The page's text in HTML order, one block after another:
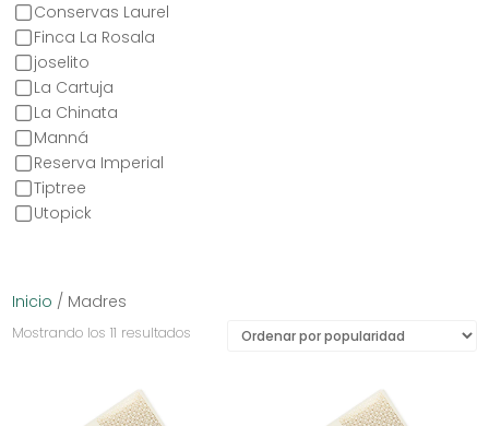
Conservas Laurel
Finca La Rosala
joselito
La Cartuja
La Chinata
Manná
Reserva Imperial
Tiptree
Utopick
Inicio / Madres
Mostrando los 11 resultados Ordenado